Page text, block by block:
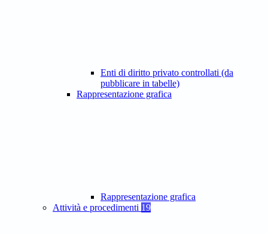
Enti di diritto privato controllati (da
pubblicare in tabelle)
Rappresentazione grafica
Rappresentazione grafica
Attività e procedimenti 19